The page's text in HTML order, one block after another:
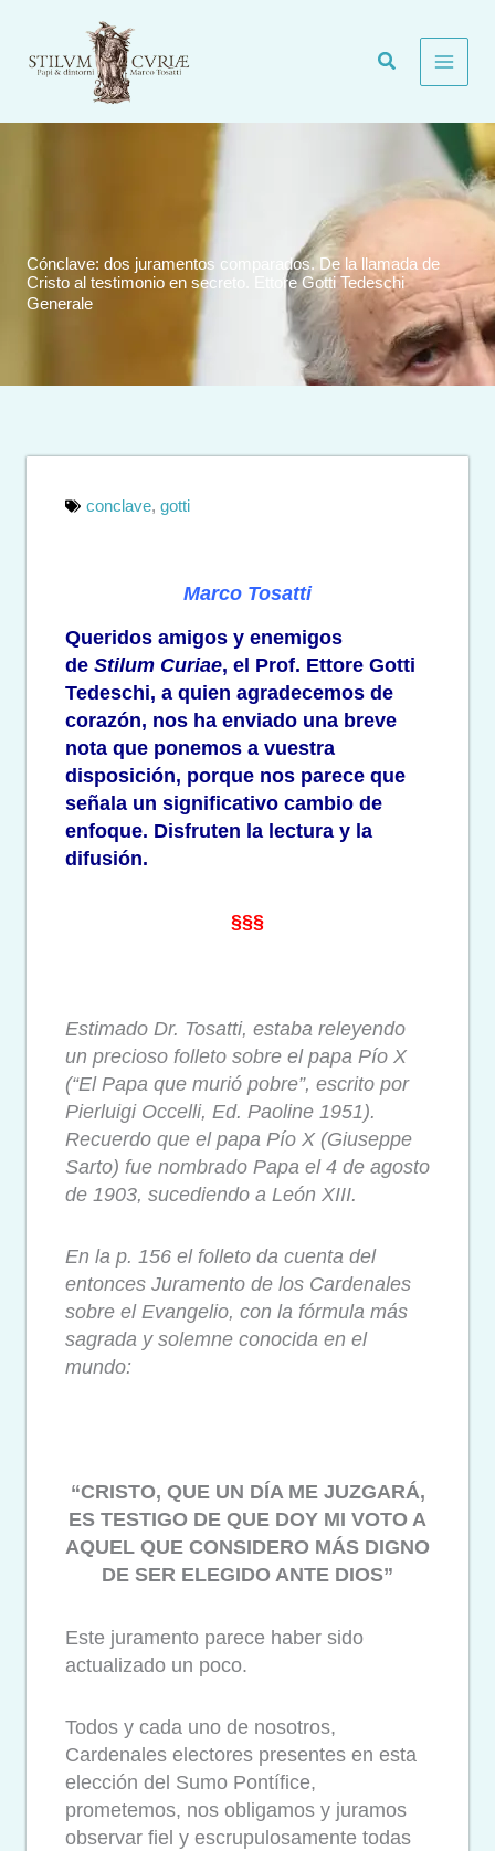
contenuto
Cónclave: dos juramentos comparados. De la llamada de
Cristo al testimonio en secreto. Ettore Gotti Tedeschi
Generale
conclave, gotti
Marco Tosatti
Queridos amigos y enemigos
de Stilum Curiae, el Prof. Ettore Gotti
Tedeschi, a quien agradecemos de
corazón, nos ha enviado una breve
nota que ponemos a vuestra
disposición, porque nos parece que
señala un significativo cambio de
enfoque. Disfruten la lectura y la
difusión.
§§§
Estimado Dr. Tosatti, estaba releyendo
un precioso folleto sobre el papa Pío X
(“El Papa que murió pobre”, escrito por
Pierluigi Occelli, Ed. Paoline 1951).
Recuerdo que el papa Pío X (Giuseppe
Sarto) fue nombrado Papa el 4 de agosto
de 1903, sucediendo a León XIII.
En la p. 156 el folleto da cuenta del
entonces Juramento de los Cardenales
sobre el Evangelio, con la fórmula más
sagrada y solemne conocida en el
mundo:
“CRISTO, QUE UN DÍA ME JUZGARÁ,
ES TESTIGO DE QUE DOY MI VOTO A
AQUEL QUE CONSIDERO MÁS DIGNO
DE SER ELEGIDO ANTE DIOS”
Este juramento parece haber sido
actualizado un poco.
Todos y cada uno de nosotros,
Cardenales electores presentes en esta
elección del Sumo Pontífice,
prometemos, nos obligamos y juramos
observar fiel y escrupulosamente todas